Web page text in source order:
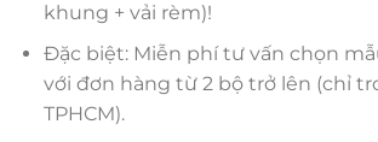
khung + vải rèm)!
Đặc biệt: Miễn phí tư vấn chọn
với đơn hàng từ 2 bộ trở lên (chỉ
TPHCM).